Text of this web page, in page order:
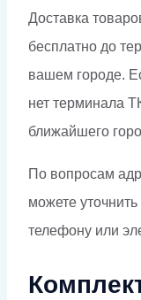
Доставка
бесплатно до
вашем городе.
нет терминала
ближайшего
По вопросам
можете
телефону или